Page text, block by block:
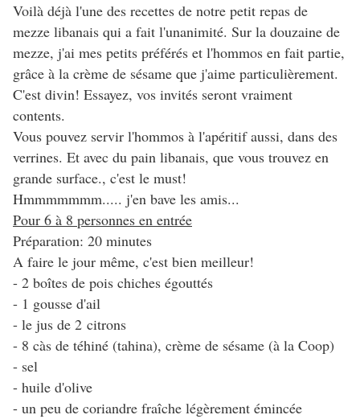
Voilà déjà l'une des recettes de notre petit repas de
mezze libanais qui a fait l'unanimité. Sur la douzaine de
mezze, j'ai mes petits préférés et l'hommos en fait partie,
grâce à la crème de sésame que j'aime particulièrement.
C'est divin! Essayez, vos invités seront vraiment
contents.
Vous pouvez servir l'hommos à l'apéritif aussi, dans des
verrines. Et avec du pain libanais, que vous trouvez en
grande surface., c'est le must!
Hmmmmmmm..... j'en bave les amis...
Pour 6 à 8 personnes en entrée
Préparation: 20 minutes
A faire le jour même, c'est bien meilleur!
- 2 boîtes de pois chiches égouttés
- 1 gousse d'ail
- le jus de 2 citrons
- 8 càs de téhiné (tahina), crème de sésame (à la Coop)
- sel
- huile d'olive
- un peu de coriandre fraîche légèrement émincée